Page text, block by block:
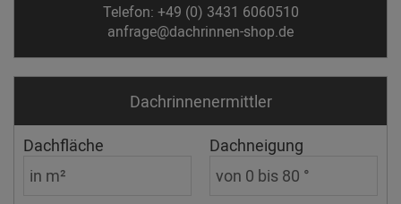
Telefon: +49 (0) 3431 6060510
anfrage@dachrinnen-shop.de
Dachrinnen­ermittler
Dachfläche Dachneigung